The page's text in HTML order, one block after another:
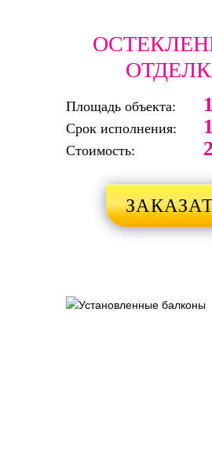
Площадь объекта:
Срок исполнения:
Стоимость: